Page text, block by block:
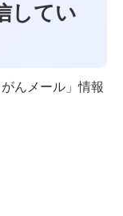
してい
んメール」情報